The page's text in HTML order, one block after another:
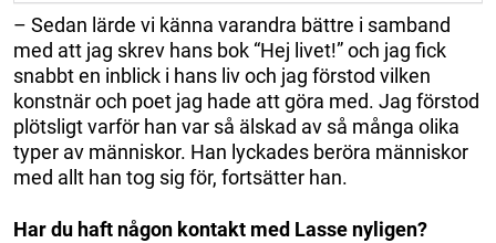
– Sedan lärde vi känna varandra bättre i samband
med att jag skrev hans bok “Hej livet!” och jag fick
snabbt en inblick i hans liv och jag förstod vilken
konstnär och poet jag hade att göra med. Jag förstod
plötsligt varför han var så älskad av så många olika
typer av människor. Han lyckades beröra människor
med allt han tog sig för, fortsätter han.
Har du haft någon kontakt med Lasse nyligen?